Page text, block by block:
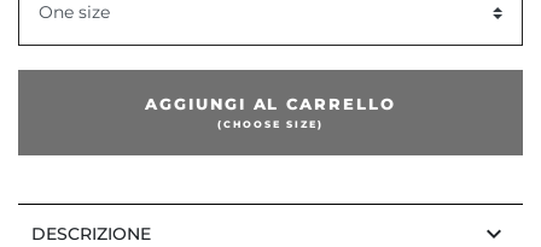
One size
AGGIUNGI AL CARRELLO
(CHOOSE SIZE)
DESCRIZIONE keyboard_arrow_down